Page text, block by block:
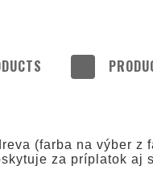
(farba na výber z
za príplatok aj